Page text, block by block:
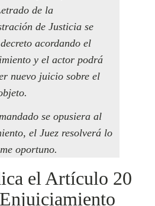
de la
de Justicia se
acordando el
y el actor podrá
nuevo juicio sobre el
se opusiera al
el Juez resolverá lo
oportuno.
el Artículo 20